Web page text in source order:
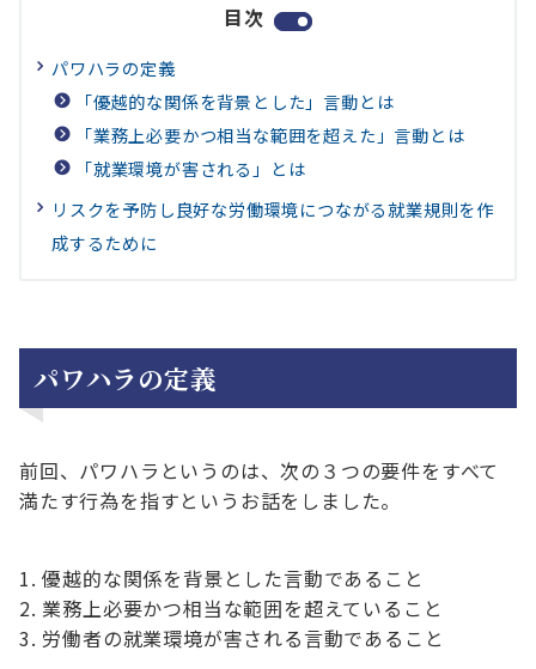
目次
パワハラの定義
「優越的な関係を背景とした」言動とは
「業務上必要かつ相当な範囲を超えた」言動とは
「就業環境が害される」とは
リスクを予防し良好な労働環境につながる就業規則を作
成するために
パワハラの定義
前回、パワハラというのは、次の３つの要件をすべて
満たす行為を指すというお話をしました。
優越的な関係を背景とした言動であること
業務上必要かつ相当な範囲を超えていること
労働者の就業環境が害される言動であること